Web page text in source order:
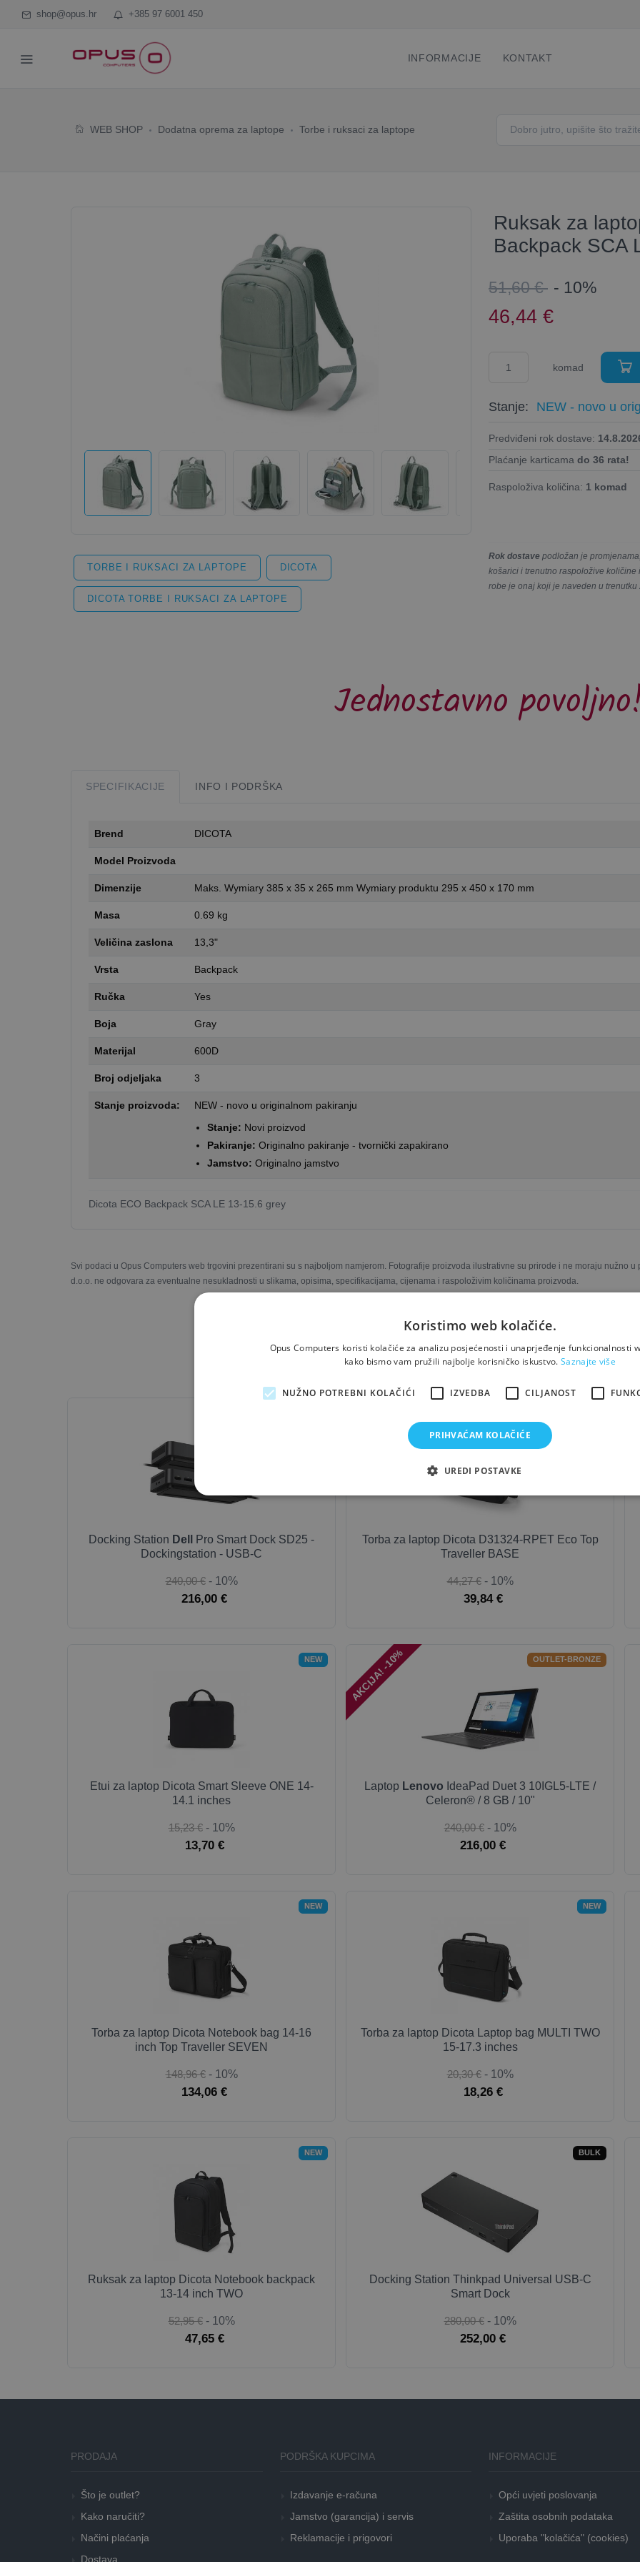
shop@opus.hr +385 97 6001 450
INFORMACIJE KONTAKT
WEB SHOP Dodatna oprema za laptope Torbe i ruksaci za laptope
TORBE I RUKSACI ZA LAPTOPE DICOTA
DICOTA TORBE I RUKSACI ZA LAPTOPE
Ruksak za
Backpack SCA
51,60 € - 10%
46,44 €
komad
Stanje: NEW - novo u
Predviđeni rok dostave:
Plaćanje karticama do 36 rata!
Raspoloživa količina: 1 komad
Rok dostave podložan je
košarici i trenutno raspoložive
robe je onaj koji je naveden u
Jednostavno
SPECIFIKACIJE INFO I PODRŠKA
Brend DICOTA
Model Proizvoda
Dimenzije Maks. Wymiary 385 x 35 x 265 mm Wymiary produktu 295 x 450 x 170 mm
Masa 0.69 kg
Veličina zaslona 13,3"
Vrsta Backpack
Ručka Yes
Boja Gray
Materijal 600D
Broj odjeljaka 3
Stanje proizvoda:
NEW - novo u originalnom pakiranju
Stanje: Novi proizvod
Pakiranje: Originalno pakiranje - tvornički zapakirano
Jamstvo: Originalno jamstvo
Dicota ECO Backpack SCA LE 13-15.6 grey
Svi podaci u Opus Computers web trgovini prezentirani su s najboljom namjerom. Fotografije proizvoda ilustrativne su prirode i ne moraju nužno
d.o.o. ne odgovara za eventualne nesukladnosti u slikama, opisima, specifikacijama, cijenama i raspoloživim količinama proizvoda.
Možda će Vas zanimati i...
Docking Station Dell
Pro Smart Dock SD25 -
Dockingstation - USB-C
240,00 € - 10%
216,00 €
Torba za laptop Dicota D31324-RPET Eco Top
Traveller BASE
44,27 € - 10%
39,84 €
NEW
Etui za laptop Dicota Smart Sleeve ONE 14-
14.1 inches
15,23 € - 10%
13,70 €
AKCIJA! -10% OUTLET-BRONZE
Laptop Lenovo IdeaPad Duet 3 10IGL5-LTE /
Celeron® / 8 GB / 10"
240,00 € - 10%
216,00 €
NEW
Torba za laptop Dicota Notebook bag 14-16
inch Top Traveller SEVEN
148,96 € - 10%
134,06 €
NEW
Torba za laptop Dicota Laptop bag MULTI TWO
15-17.3 inches
20,30 € - 10%
18,26 €
NEW
Ruksak za laptop Dicota Notebook backpack
13-14 inch TWO
52,95 € - 10%
47,65 €
BULK
Docking Station Thinkpad Universal USB-C
Smart Dock
280,00 € - 10%
252,00 €
PRODAJA
Što je outlet?
Kako naručiti?
Načini plaćanja
Dostava
PODRŠKA KUPCIMA
Izdavanje e-računa
Jamstvo (garancija) i servis
Reklamacije i prigovori
INFORMACIJE
Opći uvjeti poslovanja
Zaštita osobnih podataka
Uporaba "kolačića" (cookies)
Koristimo web kolačiće.
Opus Computers koristi kolačiće za analizu posjećenosti i unaprjeđenje funkcionalnosti
kako bismo vam pružili najbolje korisničko iskustvo. Saznajte više
NUŽNO POTREBNI KOLAČIĆI IZVEDBA CILJANOST
PRIHVAĆAM KOLAČIĆE
UREDI POSTAVKE